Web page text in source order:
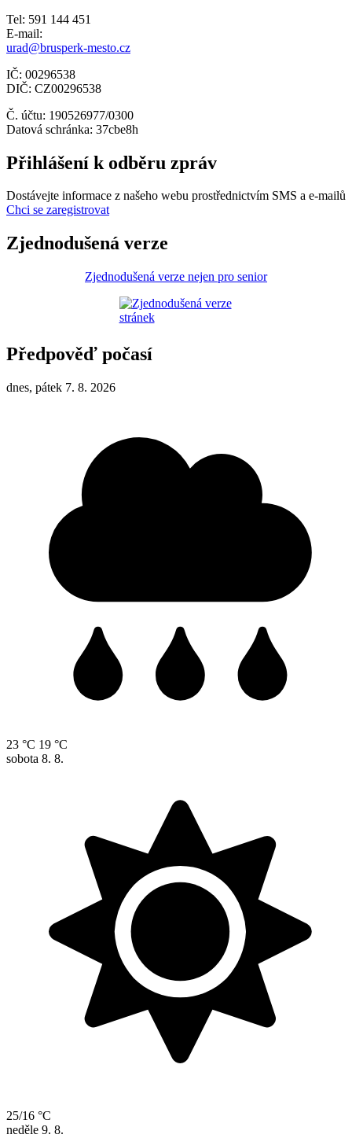
Tel: 591 144 451
E-mail:
urad@brusperk-mesto.cz
IČ: 00296538
DIČ: CZ00296538
Č. účtu: 190526977/0300
Datová schránka: 37cbe8h
Přihlášení k odběru zpráv
Dostávejte informace z našeho webu prostřednictvím SMS a e-mailů
Chci se zaregistrovat
Zjednodušená verze
Zjednodušená verze nejen pro senior
Předpověď počasí
dnes, pátek 7. 8. 2026
23 °C 19 °C
sobota 8. 8.
25/16 °C
neděle 9. 8.